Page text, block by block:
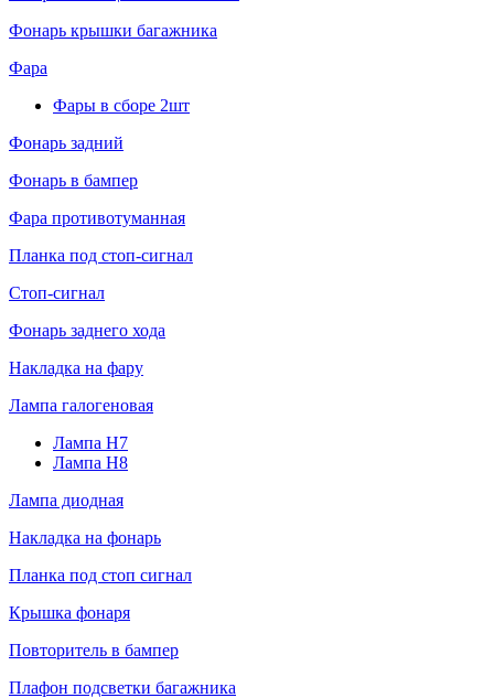
Фонарь крышки багажника
Фара
Фары в сборе 2шт
Фонарь задний
Фонарь в бампер
Фара противотуманная
Планка под стоп-сигнал
Стоп-сигнал
Фонарь заднего хода
Накладка на фару
Лампа галогеновая
Лампа H7
Лампа H8
Лампа диодная
Накладка на фонарь
Планка под стоп сигнал
Крышка фонаря
Повторитель в бампер
Плафон подсветки багажника